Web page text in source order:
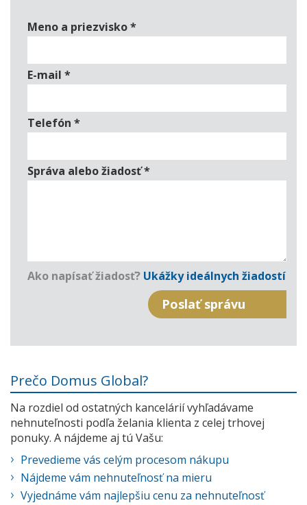
Meno a priezvisko*
E-mail *
Telefón *
Správa alebo žiadosť*
Ako napísať žiadosť? Ukážky ideálnych žiadostí
Prečo Domus Global?
Na rozdiel od ostatných kancelárií vyhľadávame
nehnuteľnosti podľa želania klienta z celej trhovej
ponuky. A nájdeme aj tú Vašu:
Prevedieme vás celým procesom nákupu
Nájdeme vám nehnuteľnosť na mieru
Vyjednáme vám najlepšiu cenu za nehnuteľnosť